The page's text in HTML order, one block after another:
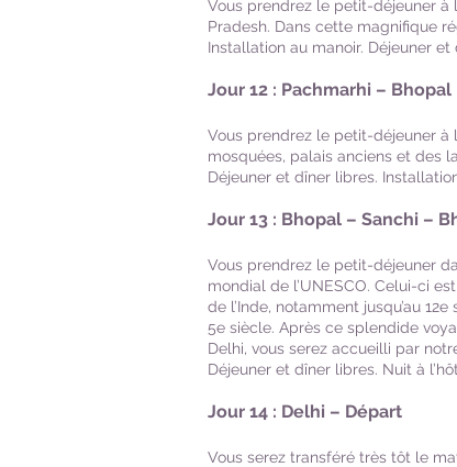
Vous prendrez le petit-déjeuner à
Pradesh. Dans cette magnifique
Installation au manoir. Déjeuner et
Jour 12 : Pachmarhi – Bhopal
Vous prendrez le petit-déjeuner à
mosquées, palais anciens et des
Déjeuner et dîner libres.
Jour 13 : Bhopal – Sanchi –
Vous prendrez le petit-déjeuner
mondial de l’UNESCO. Celui-ci
de l’Inde, notamment jusqu’au
5e siècle. Après ce splendide
Delhi, vous serez accueilli par
Déjeuner et dîner libres. Nuit à
Jour 14 : Delhi – Départ
Vous serez transféré très tôt le